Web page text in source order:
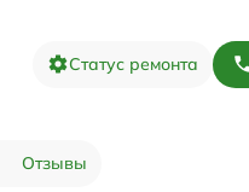
Статус ремонта
Отзывы